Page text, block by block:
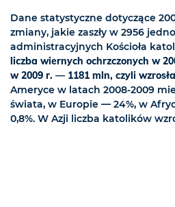
Dane statystyczne dotyczące
zmiany, jakie zaszły w 2956
administracyjnych Kościoła
liczba wiernych ochrzczonych w
w 2009 r. — 1181 mln, czyli
Ameryce w latach 2008-2009
świata, w Europie — 24%, w
0,8%. W Azji liczba katolików